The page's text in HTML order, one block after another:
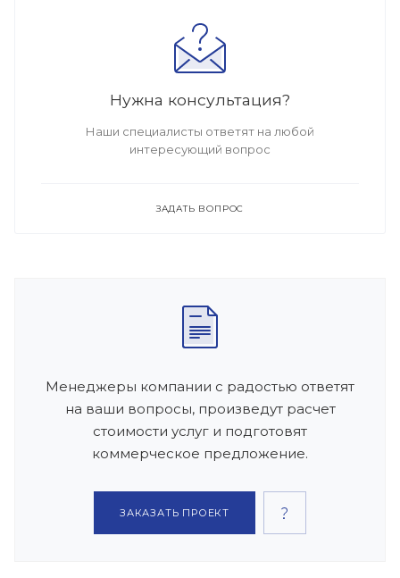
Нужна консультация?
Наши специалисты ответят на любой
интересующий вопрос
ЗАДАТЬ ВОПРОС
Менеджеры компании с радостью ответят
на ваши вопросы, произведут расчет
стоимости услуг и подготовят
коммерческое предложение.
ЗАКАЗАТЬ ПРОЕКТ